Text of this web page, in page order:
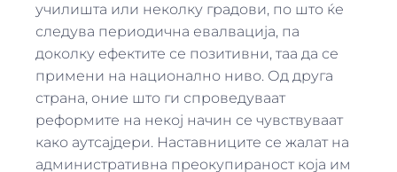
училишта или неколку градови, по што ќе
следува периодична евалвација, па
доколку ефектите се позитивни, таа да се
примени на национално ниво. Од друга
страна, оние што ги спроведуваат
реформите на некој начин се чувствуваат
како аутсајдери. Наставниците се жалат на
административна преокупираност која им